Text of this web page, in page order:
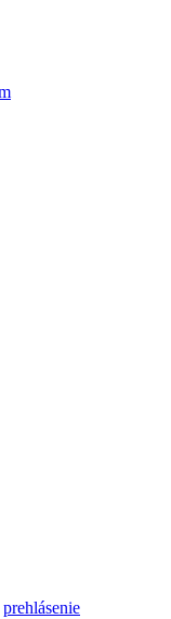
prehlásenie